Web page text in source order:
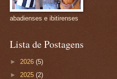
abadienses e ibitirenses
Lista de Postagens
► 2026 (5)
► 2025 (2)